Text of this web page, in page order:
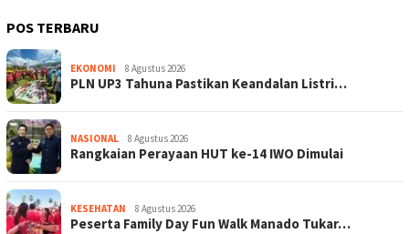
POS TERBARU
EKONOMI 8 Agustus 2026
PLN UP3 Tahuna Pastikan Keandalan Listri…
NASIONAL 8 Agustus 2026
Rangkaian Perayaan HUT ke-14 IWO Dimulai
KESEHATAN 8 Agustus 2026
Peserta Family Day Fun Walk Manado Tukar…